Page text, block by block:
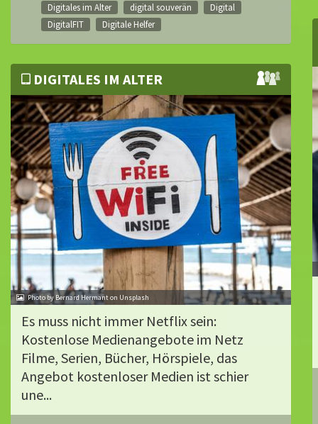
Digitales im Alter
digital souverän
Digital
DigitalFIT
Digitale Helfer
DIGITALES IM ALTER
Photo by Bernard Hermant on Unsplash
Es muss nicht immer Netflix sein:
Kostenlose Medienangebote im Netz
Filme, Serien, Bücher, Hörspiele, das
Angebot kostenloser Medien ist schier
une...